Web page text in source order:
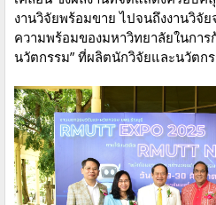
งานวิจัยพร้อมขาย ไปจนถึงงานวิจั
ความพร้อมของมหาวิทยาลัยในการ
นวัตกรรม” ที่ผลิตนักวิจัยและนวัตก